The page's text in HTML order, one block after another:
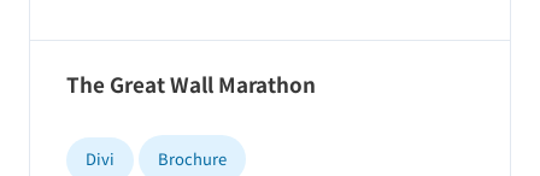
The Great Wall Marathon
Divi Brochure